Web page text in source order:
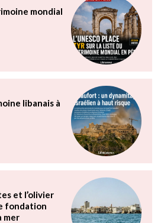
mondial
libanais à
et l’olivier
fondation
mer